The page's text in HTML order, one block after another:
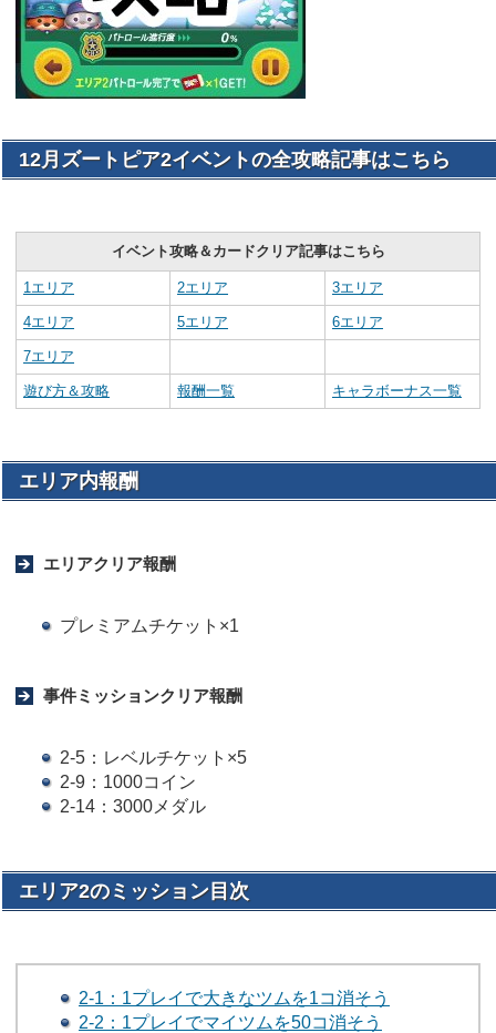
12月ズートピア2イベントの全攻略記事はこちら
イベント攻略＆カードクリア記事はこちら
1エリア 2エリア 3エリア
4エリア 5エリア 6エリア
7エリア
遊び方＆攻略 報酬一覧 キャラボーナス一覧
エリア内報酬
エリアクリア報酬
プレミアムチケット×1
事件ミッションクリア報酬
2-5：レベルチケット×5
2-9：1000コイン
2-14：3000メダル
エリア2のミッション目次
2-1：1プレイで大きなツムを1コ消そう
2-2：1プレイでマイツムを50コ消そう